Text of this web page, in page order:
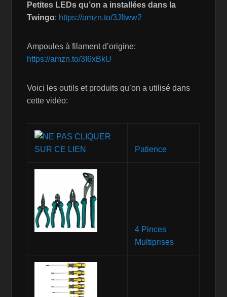
Petites LEDs qu’on a installées dans la
Twingo: https://amzn.to/3Jftww2
Ampoules à filament d’origine:
https://amzn.to/3I6xBkU
Voici les outils et produits qu’on a utilisé dans
cette vidéo:
Patience
4 Pinces
Multiprises